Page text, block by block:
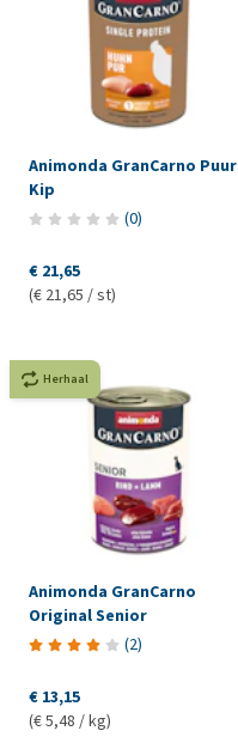
Animonda GranCarno Puur
Kip
(0)
€ 21,65
(€ 21,65 / st)
Herhaal
Animonda GranCarno
Original Senior
(2)
€ 13,15
(€ 5,48 / kg)